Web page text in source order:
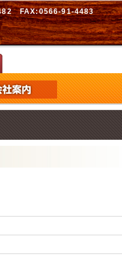
FAX:0566-91-4483